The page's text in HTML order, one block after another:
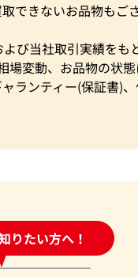
できないお品物もご
び当社取引実績をも
変動、お品物の状態
ランティー(保証書)
りたい方へ！
合わせフォーム